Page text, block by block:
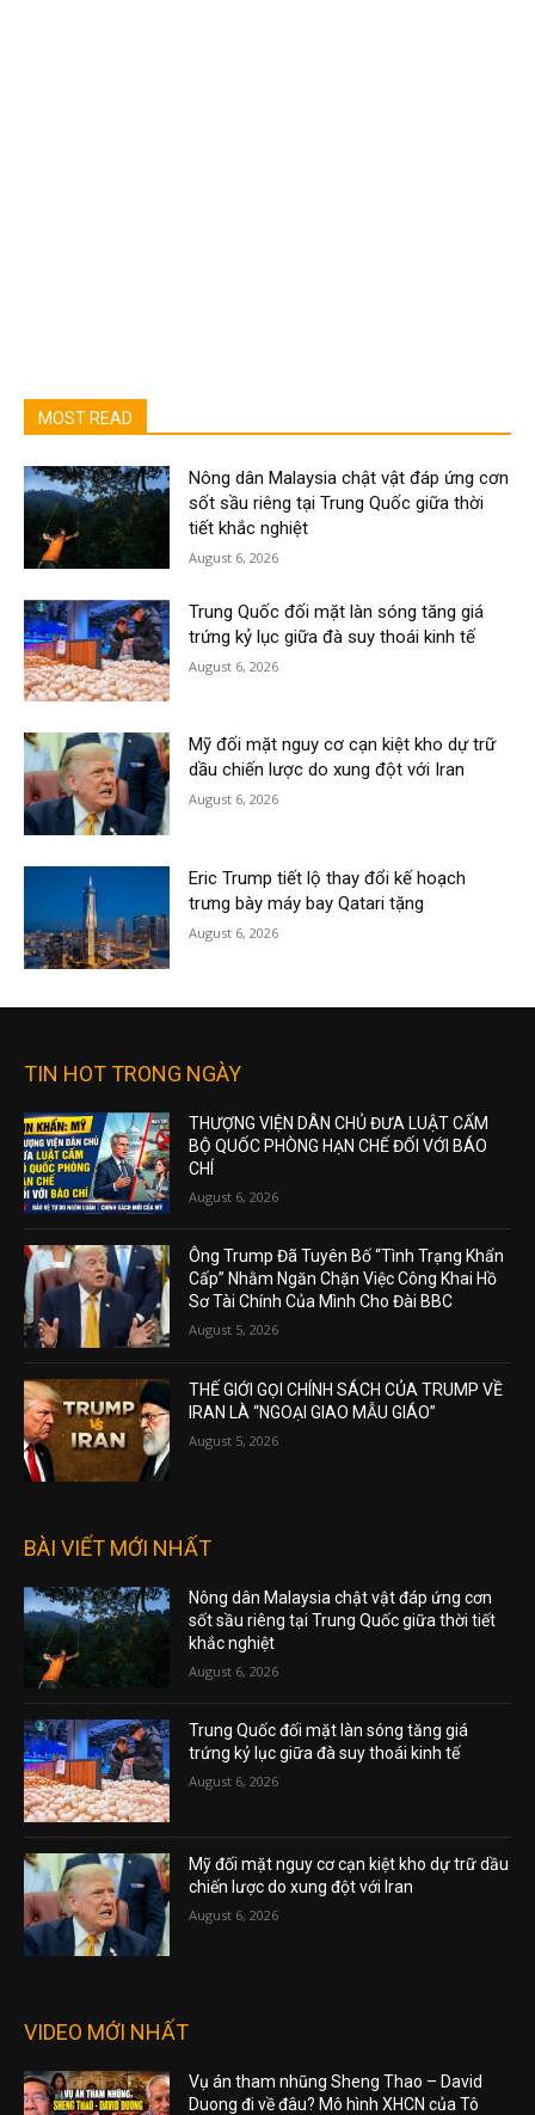
MOST READ
Nông dân Malaysia chật vật đáp ứng cơn
sốt sầu riêng tại Trung Quốc giữa thời
tiết khắc nghiệt
August 6, 2026
Trung Quốc đối mặt làn sóng tăng giá
trứng kỷ lục giữa đà suy thoái kinh tế
August 6, 2026
Mỹ đối mặt nguy cơ cạn kiệt kho dự trữ
dầu chiến lược do xung đột với Iran
August 6, 2026
Eric Trump tiết lộ thay đổi kế hoạch
trưng bày máy bay Qatari tặng
August 6, 2026
TIN HOT TRONG NGÀY
THƯỢNG VIỆN DÂN CHỦ ĐƯA LUẬT CẤM
BỘ QUỐC PHÒNG HẠN CHẾ ĐỐI VỚI BÁO
CHÍ
August 6, 2026
Ông Trump Đã Tuyên Bố “Tình Trạng Khẩn
Cấp” Nhằm Ngăn Chặn Việc Công Khai Hồ
Sơ Tài Chính Của Mình Cho Đài BBC
August 5, 2026
THẾ GIỚI GỌI CHÍNH SÁCH CỦA TRUMP VỀ
IRAN LÀ “NGOẠI GIAO MẪU GIÁO”
August 5, 2026
BÀI VIẾT MỚI NHẤT
Nông dân Malaysia chật vật đáp ứng cơn
sốt sầu riêng tại Trung Quốc giữa thời tiết
khắc nghiệt
August 6, 2026
Trung Quốc đối mặt làn sóng tăng giá
trứng kỷ lục giữa đà suy thoái kinh tế
August 6, 2026
Mỹ đối mặt nguy cơ cạn kiệt kho dự trữ dầu
chiến lược do xung đột với Iran
August 6, 2026
VIDEO MỚI NHẤT
Vụ án tham nhũng Sheng Thao – David
Duong đi về đâu? Mô hình XHCN của Tô